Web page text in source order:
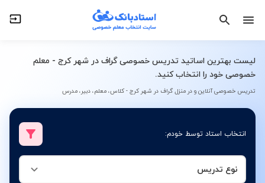
لیست بهترین اساتید تدریس خصوصی گراف در شهر کرج - معلم
خصوصی خود را انتخاب کنید.
تدریس خصوصی آنلاین و در منزل گراف در شهر کرج - کلاس، معلم، دبیر، مدرس
انتخاب استاد توسط خودم:
نوع تدریس
گراف